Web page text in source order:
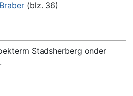
(blz. 36)
Stadsherberg onder